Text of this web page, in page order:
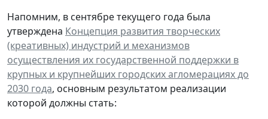
Напомним, в сентябре текущего года была
утверждена Концепция развития творческих
(креативных) индустрий и механизмов
осуществления их государственной поддержки в
крупных и крупнейших городских агломерациях до
2030 года, основным результатом реализации
которой должны стать: